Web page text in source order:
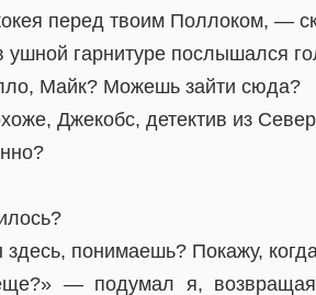
перед твоим Поллоком, —
ушной гарнитуре послышался
Майк? Можешь зайти сюда?
Джекобс, детектив из
понимаешь? Покажу,
— подумал я,